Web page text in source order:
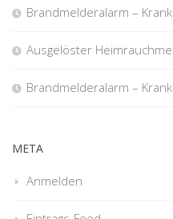
Brandmelderalarm –
Ausgelöster
Brandmelderalarm –
META
Anmelden